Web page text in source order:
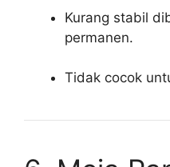
Kurang stabil
permanen.
Tidak cocok